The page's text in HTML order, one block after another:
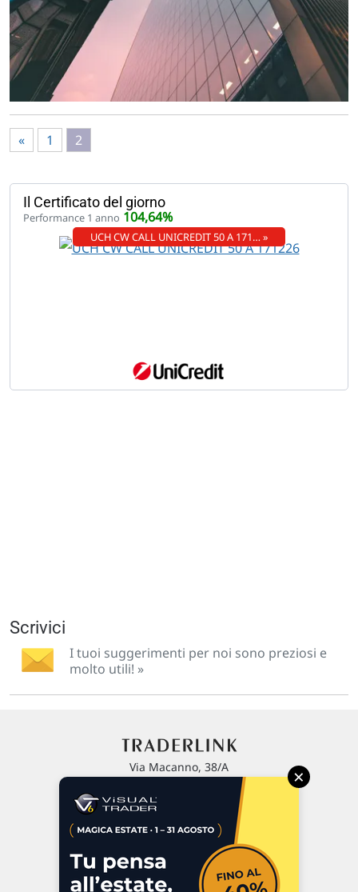
« 1 2
Il Certificato del giorno
Performance 1 anno 104,64%
UCH CW CALL UNICREDIT 50 A 171… »
Scrivici
I tuoi suggerimenti per noi sono preziosi e
molto utili! »
Via Macanno, 38/A
P.IVA 02 452 460 401
Commenti e segnalazioni
×